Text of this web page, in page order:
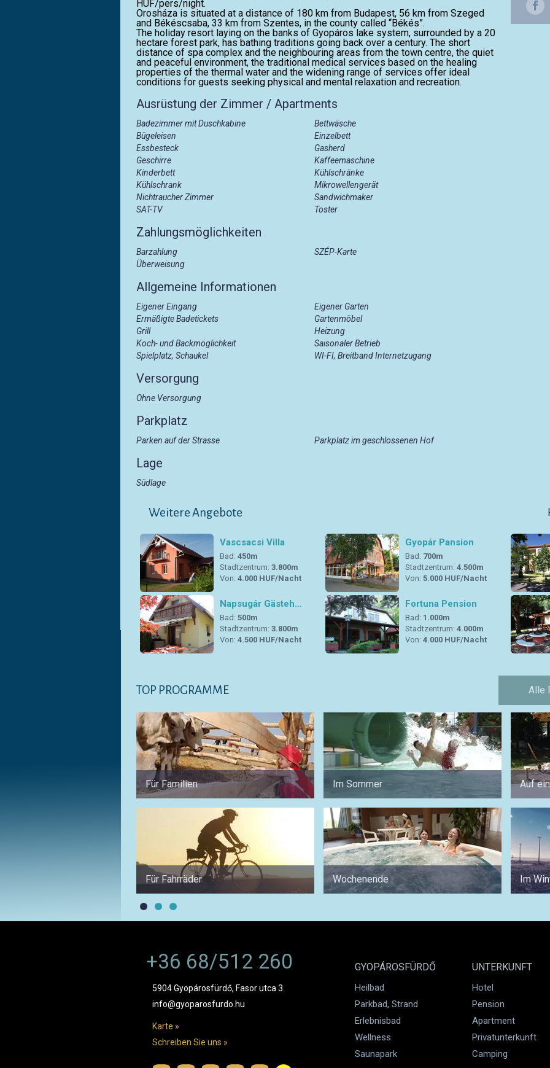
HUF/pers/night.
Orosháza is situated at a distance of 180 km from Budapest, 56 km from Szeged
and Békéscsaba, 33 km from Szentes, in the county called “Békés”.
The holiday resort laying on the banks of Gyopáros lake system, surrounded by a 20
hectare forest park, has bathing traditions going back over a century. The short
distance of spa complex and the neighbouring areas from the town centre, the quiet
and peaceful environment, the traditional medical services based on the healing
properties of the thermal water and the widening range of services offer ideal
conditions for guests seeking physical and mental relaxation and recreation.
Ausrüstung der Zimmer / Apartments
Badezimmer mit Duschkabine
Bettwäsche
Bügeleisen
Einzelbett
Essbesteck
Gasherd
Geschirre
Kaffeemaschine
Kinderbett
Kühlschränke
Kühlschrank
Mikrowellengerät
Nichtraucher Zimmer
Sandwichmaker
SAT-TV
Toster
Zahlungsmöglichkeiten
Barzahlung
SZÉP-Karte
Überweisung
Allgemeine Informationen
Eigener Eingang
Eigener Garten
Ermäßigte Badetickets
Gartenmöbel
Grill
Heizung
Koch- und Backmöglichkeit
Saisonaler Betrieb
Spielplatz, Schaukel
WI-FI, Breitband Internetzugang
Versorgung
Ohne Versorgung
Parkplatz
Parken auf der Strasse Parkplatz im geschlossenen Hof
Lage
Südlage
Weitere Angebote
Vascsacsi Villa
Bad: 450m
Stadtzentrum: 3.800m
Von: 4.000 HUF/Nacht
Gyopár Pansion
Bad: 700m
Stadtzentrum: 4.500m
Von: 5.000 HUF/Nacht
Napsugár Gästeh…
Bad: 500m
Stadtzentrum: 3.800m
Von: 4.500 HUF/Nacht
Fortuna Pension
Bad: 1.000m
Stadtzentrum: 4.000m
Von: 4.000 HUF/Nacht
TOP PROGRAMME Alle
Für Familien Im Sommer Auf
Für Fahrräder Wochenende Im
+36 68/512 260
5904 Gyopárosfürdő, Fasor utca 3.
info@gyoparosfurdo.hu
Karte »
Schreiben Sie uns »
GYOPÁROSFÜRDŐ
Heilbad
Parkbad, Strand
Erlebnisbad
Wellness
Saunapark
UNTERKUNFT
Hotel
Pension
Apartment
Privatunterkunft
Camping